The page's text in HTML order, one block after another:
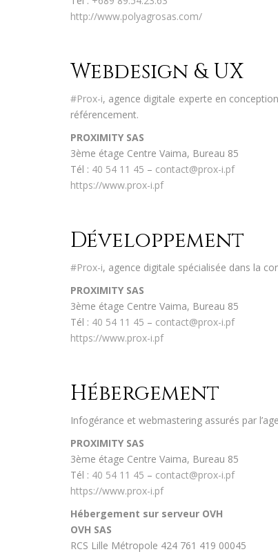
http://www.polyagrosas.com/
Webdesign & UX
#Prox-i, agence digitale experte en
référencement.
PROXIMITY SAS
3ème étage Centre Vaima, Bureau 85
Tél : 40 54 11 45 – contact@prox-i.pf
https://www.prox-i.pf
Développement
#Prox-i, agence digitale spécialisée dans la
PROXIMITY SAS
3ème étage Centre Vaima, Bureau 85
Tél : 40 54 11 45 – contact@prox-i.pf
https://www.prox-i.pf
Hébergement
Infogérance et webmastering assurés par
PROXIMITY SAS
3ème étage Centre Vaima, Bureau 85
Tél : 40 54 11 45 – contact@prox-i.pf
https://www.prox-i.pf
Hébergement sur serveur OVH
OVH SAS
RCS Lille Métropole 424 761 419 00045